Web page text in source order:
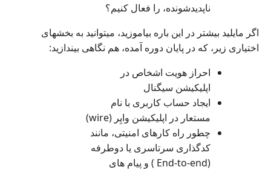
ناپدیدشونده، را فعال کنیم؟
اگر مایلید بیشتر در این باره بیاموزید، میتوانید به بخشهای
اختیاری زیر، که در پایان دوره آمده، هم نگاهی بیندازید:
احراز هویت اشخاص در
اپلیکیشن سیگنال
ایجاد حساب کاربری با نام
مستعار در اپلیکیشن وایِر (wire)
چطور راه کارهای امنیتی، مانند
کدگذاری سرتاسری یا دوطرفه
(End-to-end ) و پیام های